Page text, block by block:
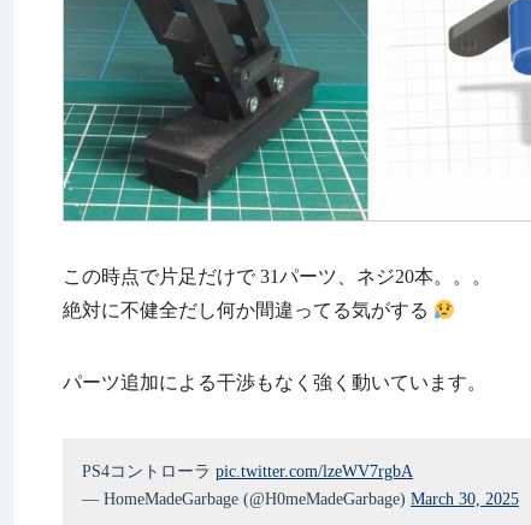
この時点で片足だけで 31パーツ、ネジ20本。。。
絶対に不健全だし何か間違ってる気がする
パーツ追加による干渉もなく強く動いています。
PS4コントローラ pic.twitter.com/lzeWV7rgbA
— HomeMadeGarbage (@H0meMadeGarbage) March 30, 2025